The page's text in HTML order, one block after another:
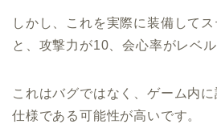
しかし、これを実際に装備して
と、攻撃力が10、会心率がレベ
これはバグではなく、ゲーム内
仕様である可能性が高いです。